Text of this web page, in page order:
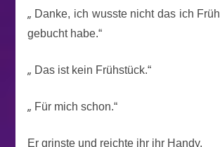
„ Danke, ich wusste nicht das ich
gebucht habe.“
„ Das ist kein Frühstück.“
„ Für mich schon.“
Er grinste und reichte ihr ihr Handy.